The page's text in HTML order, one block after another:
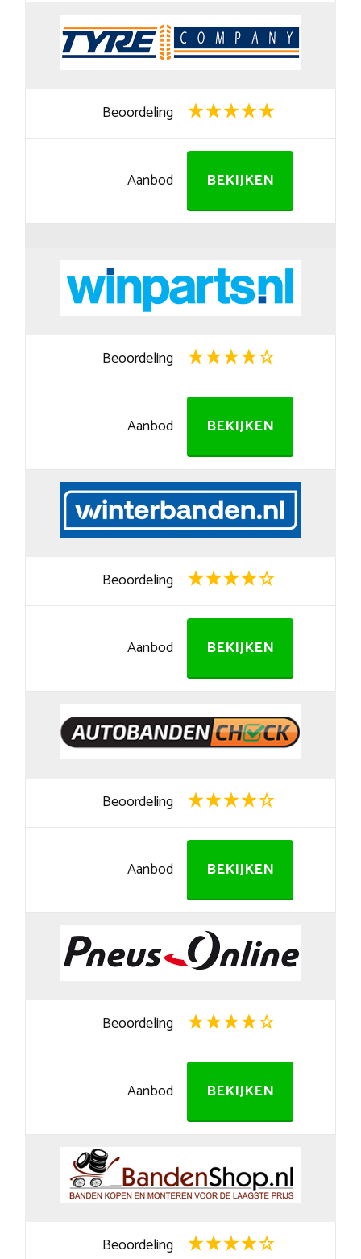
Beoordeling
Aanbod BEKIJKEN
Beoordeling
Aanbod BEKIJKEN
Beoordeling
Aanbod BEKIJKEN
Beoordeling
Aanbod BEKIJKEN
Beoordeling
Aanbod BEKIJKEN
Beoordeling